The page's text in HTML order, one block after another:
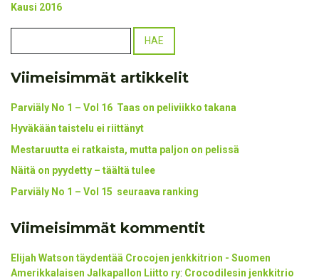
Kausi 2016
Viimeisimmät artikkelit
Parviäly No 1 – Vol 16 Taas on peliviikko takana
Hyväkään taistelu ei riittänyt
Mestaruutta ei ratkaista, mutta paljon on pelissä
Näitä on pyydetty – täältä tulee
Parviäly No 1 – Vol 15 seuraava ranking
Viimeisimmät kommentit
Elijah Watson täydentää Crocojen jenkkitrion - Suomen
Amerikkalaisen Jalkapallon Liitto ry: Crocodilesin jenkkitrio